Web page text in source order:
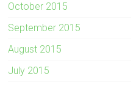
October 2015
September 2015
August 2015
July 2015